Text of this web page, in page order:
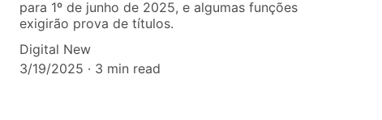
para 1º de junho de 2025, e algumas funções
exigirão prova de títulos.
Digital New
3/19/2025
3 min read